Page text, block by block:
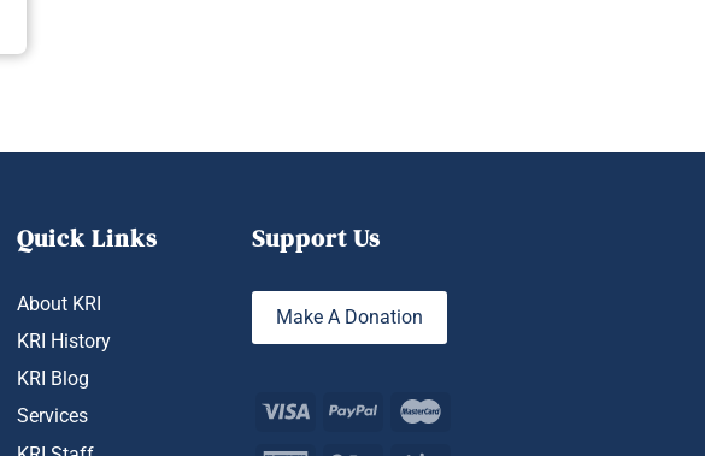
Quick Links
About KRI
KRI History
KRI Blog
Services
Support Us
Make A Donation